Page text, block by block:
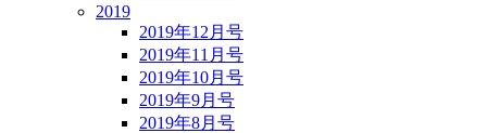
2019
2019年12月号
2019年11月号
2019年10月号
2019年9月号
2019年8月号